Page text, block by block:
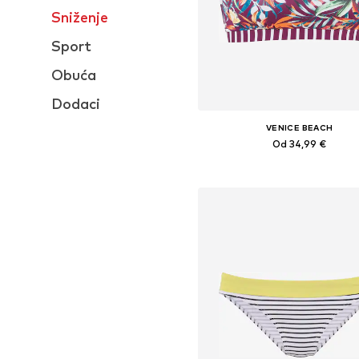
Sniženje
Sport
Obuća
Dodaci
VENICE BEACH
Od 34,99 €